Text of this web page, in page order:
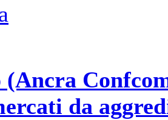
(Ancra
da